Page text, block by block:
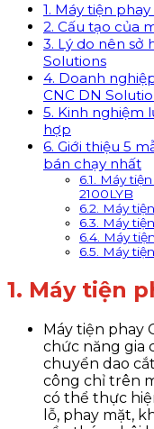
1. Máy tiện phay
2. Cấu tạo của
3. Lý do nên sở
Solutions
4. Doanh
CNC DN
5. Kinh nghiệm
hợp
6. Giới thiệu 5
bán chạy nhất
6.1. Máy
2100LYB
6.2. Máy
6.3. Máy
6.4. Máy
6.5. Máy
1. Máy tiện
Máy tiện phay
chức năng gia
chuyển dao
công chỉ trên
có thể thực
lỗ, phay mặt,